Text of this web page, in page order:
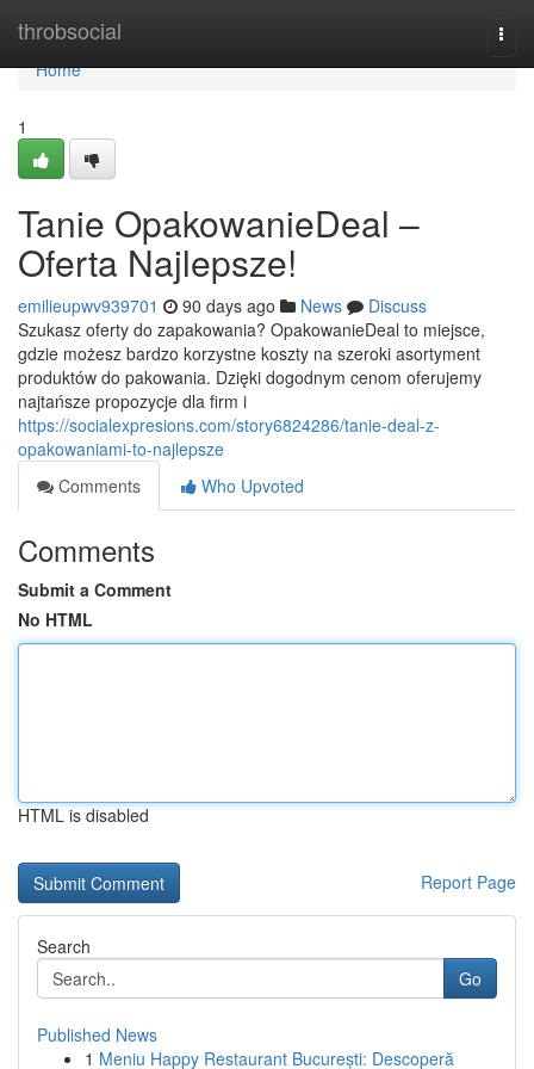
throbsocial
Home
Home
1
Tanie OpakowanieDeal –
Oferta Najlepsze!
emilieupwv939701 90 days ago News
Discuss
Szukasz oferty do zapakowania? OpakowanieDeal to miejsce,
gdzie możesz bardzo korzystne koszty na szeroki asortyment
produktów do pakowania. Dzięki dogodnym cenom oferujemy
najtańsze propozycje dla firm i
https://socialexpresions.com/story6824286/tanie-deal-z-
opakowaniami-to-najlepsze
Comments
Who Upvoted
Comments
Submit a Comment
No HTML
HTML is disabled
Report Page
Search
Go
Published News
1 Meniu Happy Restaurant București: Descoperă